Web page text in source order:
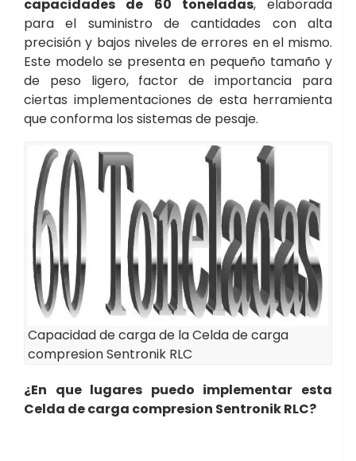
capacidades de 60 toneladas, elaborada
para el suministro de cantidades con alta
precisión y bajos niveles de errores en el mismo.
Este modelo se presenta en pequeño tamaño y
de peso ligero, factor de importancia para
ciertas implementaciones de esta herramienta
que conforma los sistemas de pesaje.
Capacidad de carga de la Celda de carga
compresion Sentronik RLC
¿En que lugares puedo implementar esta
Celda de carga compresion Sentronik RLC?